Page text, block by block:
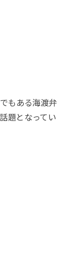
でもある海渡弁
題となってい